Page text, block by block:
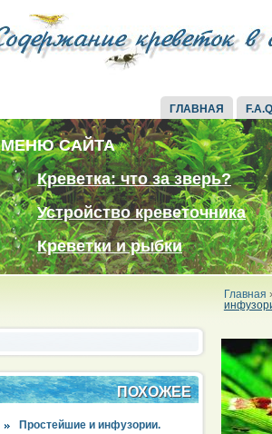
ГЛАВНАЯ
МЕНЮ САЙТА
Креветка: что за зверь?
Устройство креветочника
Креветки и рыбки
Главная
ПОХОЖЕЕ
Простейшие и инфузории.